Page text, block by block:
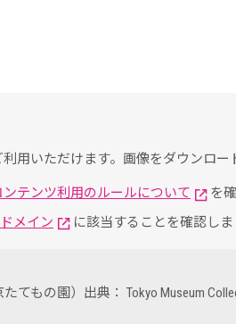
用いただけます。画像をダウンロー
ンテンツ利用のルールについて
を
メイン に該当することを確認しま
てもの園）出典： Tokyo Museum